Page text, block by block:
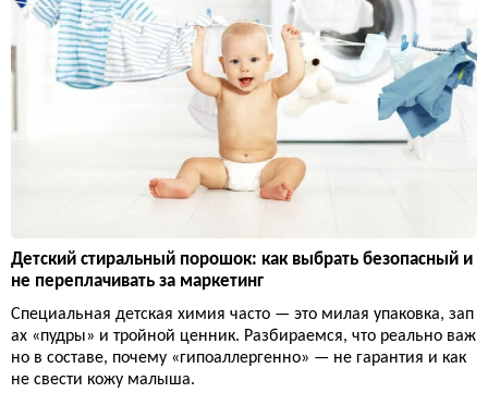
Детский стиральный порошок: как выбрать безопасный и
не переплачивать за маркетинг
Специальная детская химия часто — это милая упаковка, зап
ах «пудры» и тройной ценник. Разбираемся, что реально важ
но в составе, почему «гипоаллергенно» — не гарантия и как
не свести кожу малыша.